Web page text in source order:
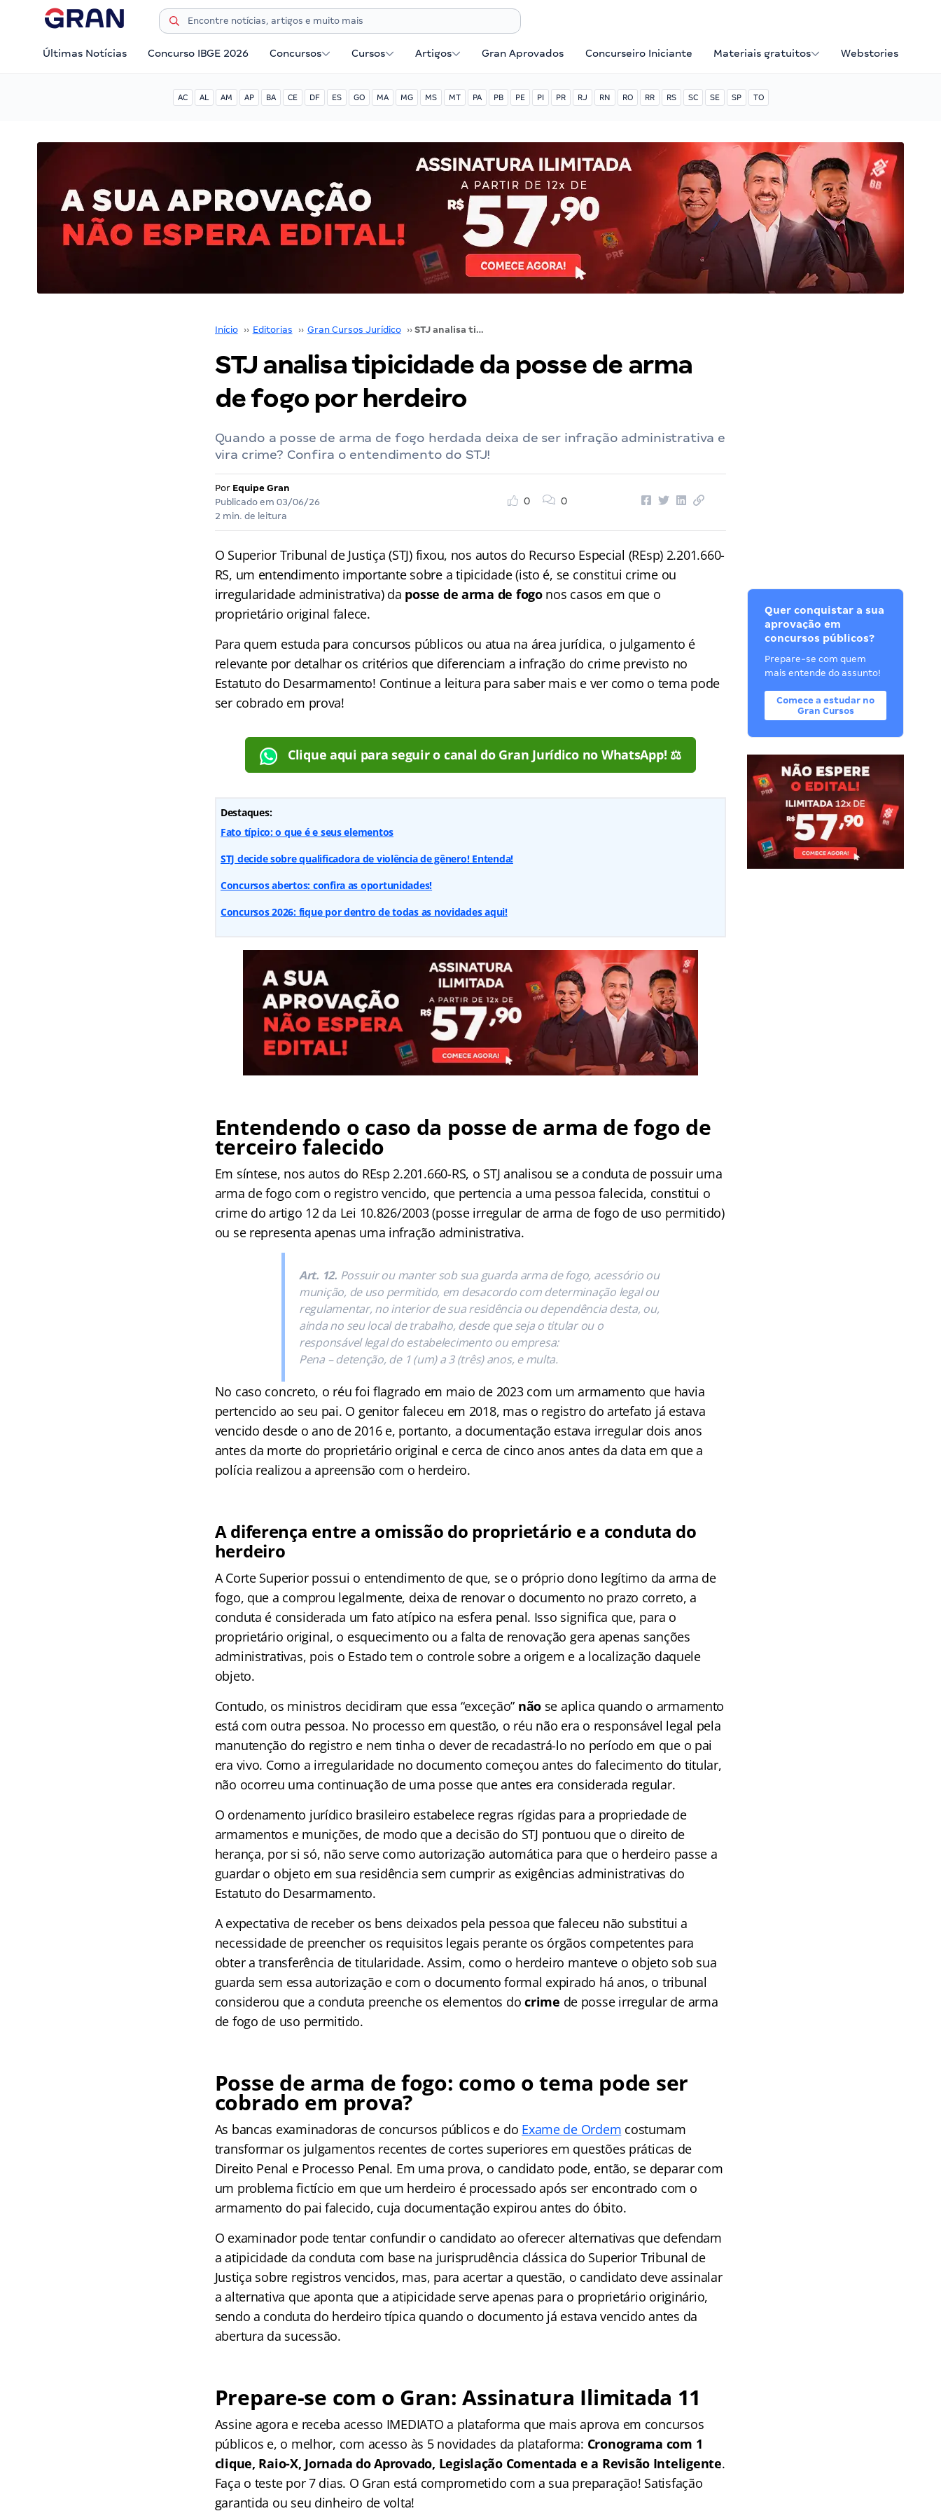
Últimas Notícias Concurso IBGE 2026 Concursos Cursos Artigos Gran Aprovados Concurseiro Iniciante Materiais gratuitos Webstories
AC AL AM AP BA CE DF ES GO MA MG MS MT PA PB PE PI PR RJ RN RO RR RS SC SE SP TO
Início ›› Editorias ›› Gran Cursos Jurídico ›› STJ analisa tipicidade da posse de arma de fogo por herdeiro
STJ analisa tipicidade da posse de arma
de fogo por herdeiro
Quando a posse de arma de fogo herdada deixa de ser infração administrativa e
vira crime? Confira o entendimento do STJ!
Por Equipe Gran
Publicado em 03/06/26
2 min. de leitura
0 0
O Superior Tribunal de Justiça (STJ) fixou, nos autos do Recurso Especial (REsp) 2.201.660-
RS, um entendimento importante sobre a tipicidade (isto é, se constitui crime ou
irregularidade administrativa) da posse de arma de fogonos casos em que o
proprietário original falece.
Para quem estuda para concursos públicos ou atua na área jurídica, o julgamento é
relevante por detalhar os critérios que diferenciam a infração do crime previsto no
Estatuto do Desarmamento! Continue a leitura para saber mais e ver como o tema pode
ser cobrado em prova!
Clique aqui para seguir o canal do Gran Jurídico no WhatsApp! ⚖️
Destaques:
Fato típico: o que é e seus elementos
STJ decide sobre qualificadora de violência de gênero! Entenda!
Concursos abertos: confira as oportunidades!
Concursos 2026: fique por dentro de todas as novidades aqui!
Entendendo o caso da posse de arma de fogo de
terceiro falecido
Em síntese, nos autos do REsp 2.201.660-RS, o STJ analisou se a conduta de possuir uma
arma de fogo com o registro vencido, que pertencia a uma pessoa falecida, constitui o
crime do artigo 12 da Lei 10.826/2003 (posse irregular de arma de fogo de uso permitido)
ou se representa apenas uma infração administrativa.
Art. 12. Possuir ou manter sob sua guarda arma de fogo, acessório ou
munição, de uso permitido, em desacordo com determinação legal ou
regulamentar, no interior de sua residência ou dependência desta, ou,
ainda no seu local de trabalho, desde que seja o titular ou o
responsável legal do estabelecimento ou empresa:
Pena – detenção, de 1 (um) a 3 (três) anos, e multa.
No caso concreto, o réu foi flagrado em maio de 2023 com um armamento que havia
pertencido ao seu pai. O genitor faleceu em 2018, mas o registro do artefato já estava
vencido desde o ano de 2016 e, portanto, a documentação estava irregular dois anos
antes da morte do proprietário original e cerca de cinco anos antes da data em que a
polícia realizou a apreensão com o herdeiro.
A diferença entre a omissão do proprietário e a conduta do
herdeiro
A Corte Superior possui o entendimento de que, se o próprio dono legítimo da arma de
fogo, que a comprou legalmente, deixa de renovar o documento no prazo correto, a
conduta é considerada um fato atípico na esfera penal. Isso significa que, para o
proprietário original, o esquecimento ou a falta de renovação gera apenas sanções
administrativas, pois o Estado tem o controle sobre a origem e a localização daquele
objeto.
Contudo, os ministros decidiram que essa “exceção” não se aplica quando o armamento
está com outra pessoa. No processo em questão, o réu não era o responsável legal pela
manutenção do registro e nem tinha o dever de recadastrá-lo no período em que o pai
era vivo. Como a irregularidade no documento começou antes do falecimento do titular,
não ocorreu uma continuação de uma posse que antes era considerada regular.
O ordenamento jurídico brasileiro estabelece regras rígidas para a propriedade de
armamentos e munições, de modo que a decisão do STJ pontuou que o direito de
herança, por si só, não serve como autorização automática para que o herdeiro passe a
guardar o objeto em sua residência sem cumprir as exigências administrativas do
Estatuto do Desarmamento.
A expectativa de receber os bens deixados pela pessoa que faleceu não substitui a
necessidade de preencher os requisitos legais perante os órgãos competentes para
obter a transferência de titularidade. Assim, como o herdeiro manteve o objeto sob sua
guarda sem essa autorização e com o documento formal expirado há anos, o tribunal
considerou que a conduta preenche os elementos docrime de posse irregular de arma
de fogo de uso permitido.
Posse de arma de fogo: como o tema pode ser
cobrado em prova?
As bancas examinadoras de concursos públicos e do Exame de Ordem costumam
transformar os julgamentos recentes de cortes superiores em questões práticas de
Direito Penal e Processo Penal. Em uma prova, o candidato pode, então, se deparar com
um problema fictício em que um herdeiro é processado após ser encontrado com o
armamento do pai falecido, cuja documentação expirou antes do óbito.
O examinador pode tentar confundir o candidato ao oferecer alternativas que defendam
a atipicidade da conduta com base na jurisprudência clássica do Superior Tribunal de
Justiça sobre registros vencidos, mas, para acertar a questão, o candidato deve assinalar
a alternativa que aponta que a atipicidade serve apenas para o proprietário originário,
sendo a conduta do herdeiro típica quando o documento já estava vencido antes da
abertura da sucessão.
Prepare-se com o Gran: Assinatura Ilimitada 11
Assine agora e receba acesso IMEDIATO a plataforma que mais aprova em concursos
públicos e, o melhor, com acesso às 5 novidades da plataforma: Cronograma com 1
clique, Raio-X, Jornada do Aprovado, Legislação Comentada e a Revisão Inteligente.
Faça o teste por 7 dias. O Gran está comprometido com a sua preparação! Satisfação
garantida ou seu dinheiro de volta!
Quer conquistar a sua
aprovação em
concursos públicos?
Prepare-se com quem
mais entende do assunto!
Comece a estudar no
Gran Cursos